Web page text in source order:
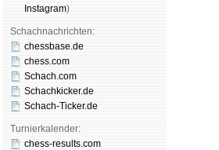
Insta­gram)
Schachnachrichten:
chessbase.de
chess.com
Schach.com
Schachkicker.de
Schach-Ticker.de
Turnierkalender:
chess-results.com